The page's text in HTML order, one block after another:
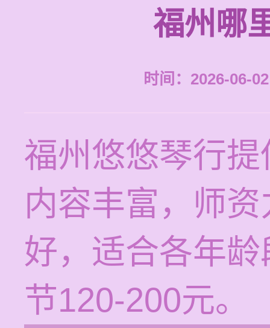
福州哪
时间：2026-06-
福州悠悠琴行
内容丰富，师
好，适合各年
节120-200元。